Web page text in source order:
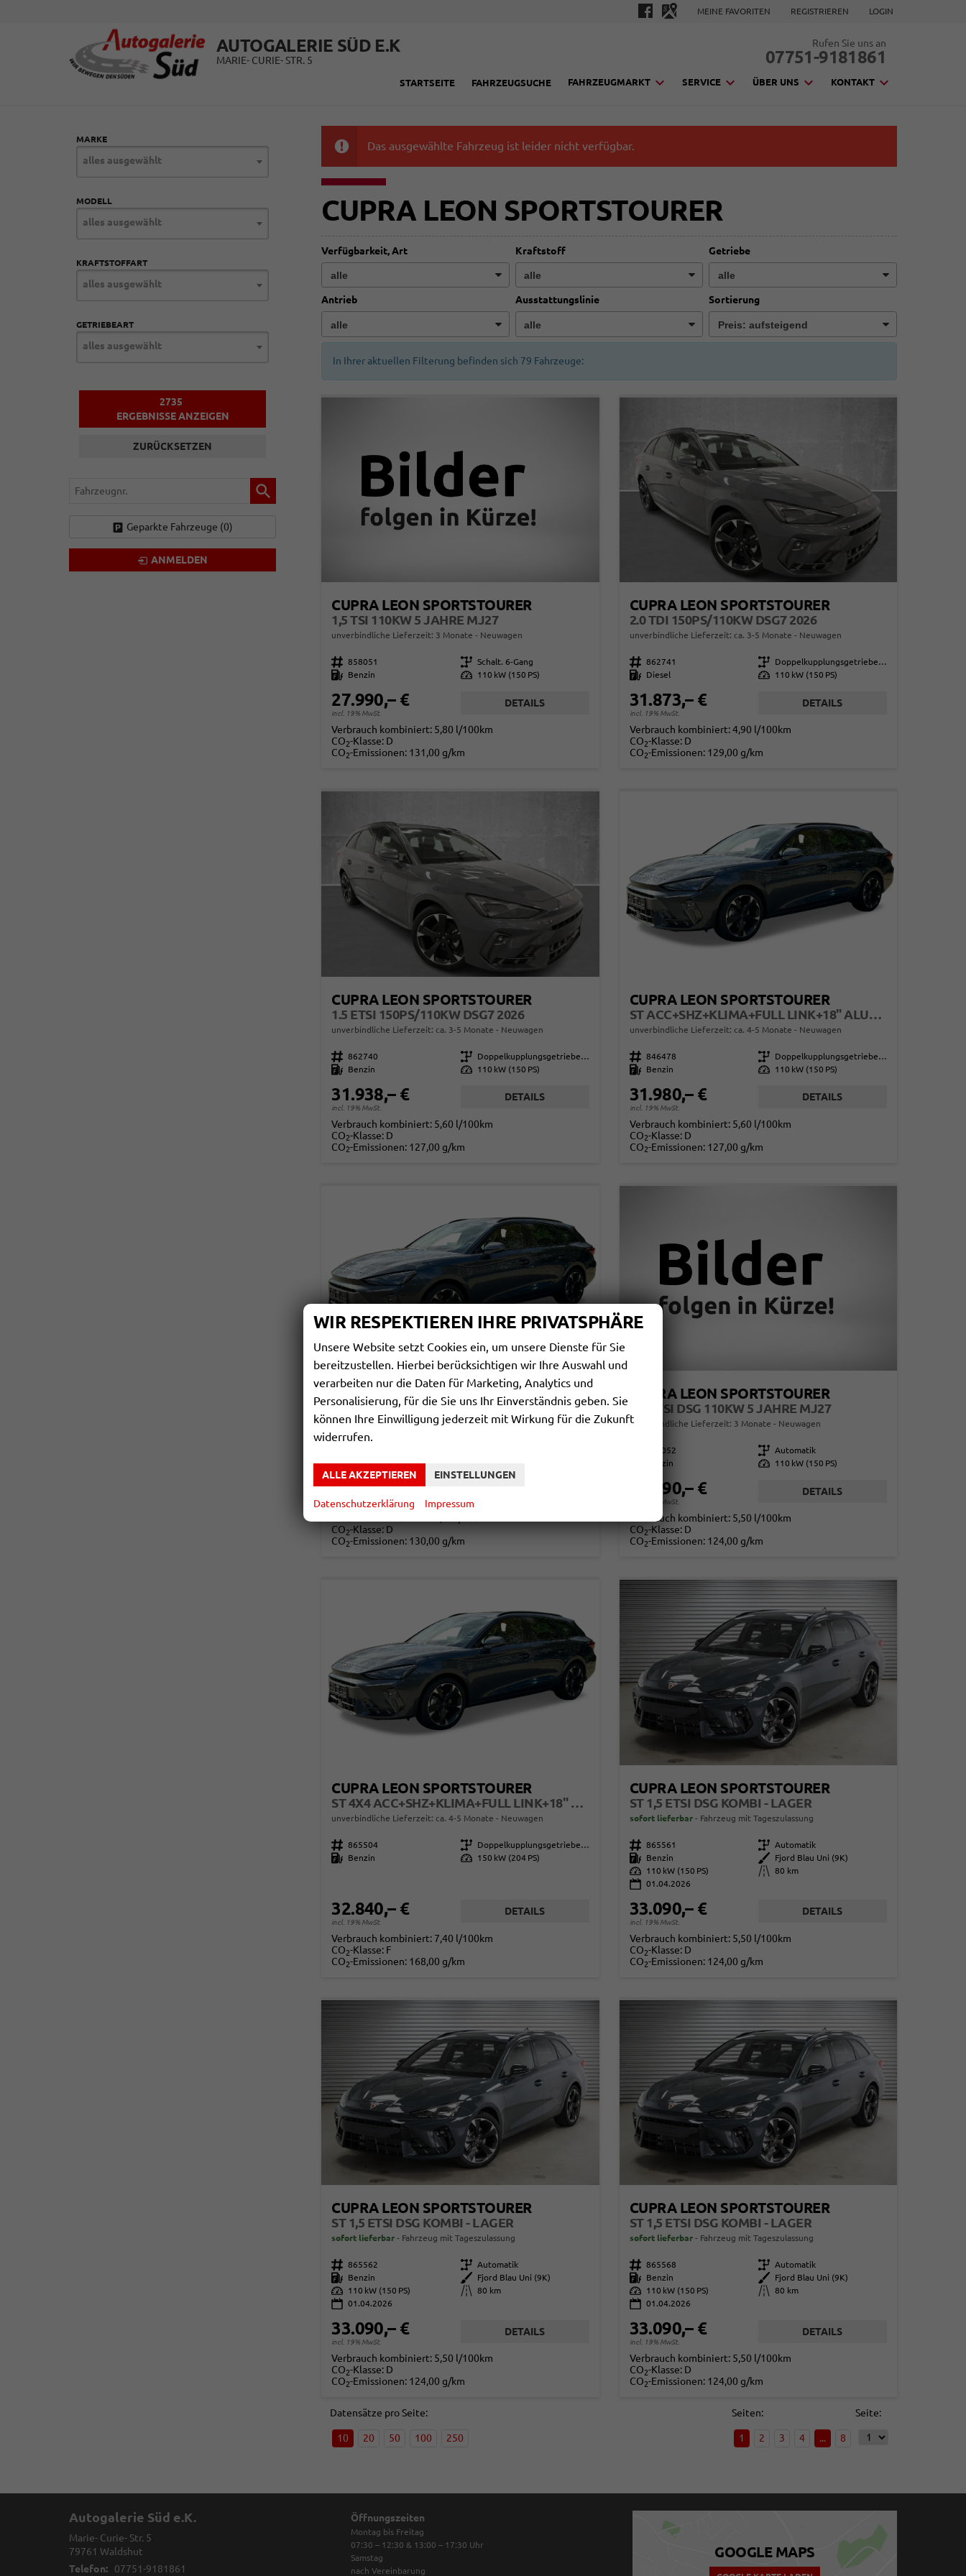
MEINE FAVORITEN REGISTRIEREN LOGIN
AUTOGALERIE SÜD E.K
MARIE- CURIE- STR. 5
Rufen Sie uns an
07751-9181861
STARTSEITE FAHRZEUGSUCHE FAHRZEUGMARKT SERVICE ÜBER UNS KONTAKT
Das ausgewählte Fahrzeug ist leider nicht verfügbar.
CUPRA LEON SPORTSTOURER
Verfügbarkeit, Art Kraftstoff Getriebe
Antrieb Ausstattungslinie Sortierung
In Ihrer aktuellen Filterung befinden sich 79 Fahrzeuge:
CUPRA LEON SPORTSTOURER
1,5 TSI 110KW 5 JAHRE MJ27
unverbindliche Lieferzeit: 3 Monate Neuwagen
Fahrzeugnr. 858051 Getriebe Schalt. 6-Gang
Kraftstoff
Benzin Leistung 110 kW (150 PS)
27.990,– €
incl. 19% MwSt.
DETAILS
Verbrauch kombiniert: 5,80 l/100km
CO2-Klasse: D
CO2-Emissionen: 131,00 g/km
CUPRA LEON SPORTSTOURER
2.0 TDI 150PS/110KW DSG7 2026
unverbindliche Lieferzeit: ca. 3-5 Monate Neuwagen
Fahrzeugnr. 862741 Getriebe
Doppelkupplungsgetriebe (DSG)
Kraftstoff
Diesel Leistung 110 kW (150 PS)
31.873,– €
incl. 19% MwSt.
DETAILS
Verbrauch kombiniert:4,90 l/100km
CO2-Klasse: D
CO2-Emissionen: 129,00 g/km
CUPRA LEON SPORTSTOURER
1.5 ETSI 150PS/110KW DSG7 2026
unverbindliche Lieferzeit: ca. 3-5 Monate Neuwagen
Fahrzeugnr. 862740 Getriebe
Doppelkupplungsgetriebe (DSG)
Kraftstoff
Benzin Leistung 110 kW (150 PS)
31.938,– €
incl. 19% MwSt.
DETAILS
Verbrauch kombiniert: 5,60 l/100km
CO2-Klasse: D
CO2-Emissionen: 127,00 g/km
CUPRA LEON SPORTSTOURER
ST ACC+SHZ+KLIMA+FULL LINK+18" ALU+LED
unverbindliche Lieferzeit: ca. 4-5 Monate Neuwagen
Fahrzeugnr. 846478 Getriebe
Doppelkupplungsgetriebe (DSG)
Kraftstoff
Benzin Leistung 110 kW (150 PS)
31.980,– €
incl. 19% MwSt.
DETAILS
Verbrauch kombiniert: 5,60 l/100km
CO2-Klasse: D
CO2-Emissionen: 127,00 g/km
CUPRA LEON SPORTSTOURER
ST ACC+SHZ+KLIMA+FULL LINK+18" ALU+LED
unverbindliche Lieferzeit: ca. 4-5 Monate Neuwagen
Kraftstoff Diesel
32.290,– €
incl. 19% MwSt.
CO2-Klasse: D
CO2-Emissionen: 130,00 g/km
CUPRA LEON SPORTSTOURER
1,5 ETSI DSG 110KW 5 JAHRE MJ27
unverbindliche Lieferzeit: 3 Monate Neuwagen
858052 Getriebe Automatik
Benzin Leistung 110 kW (150 PS)
32.590,– €
incl. 19% MwSt.
DETAILS
Verbrauch kombiniert: 5,50 l/100km
CO2-Klasse: D
CO2-Emissionen: 124,00 g/km
CUPRA LEON SPORTSTOURER
ST 4X4 ACC+SHZ+KLIMA+FULL LINK+18" ALU+LED
unverbindliche Lieferzeit: ca. 4-5 Monate Neuwagen
Fahrzeugnr. 865504 Getriebe
Doppelkupplungsgetriebe (DSG)
Kraftstoff
Benzin Leistung 150 kW (204 PS)
32.840,– €
incl. 19% MwSt.
DETAILS
Verbrauch kombiniert: 7,40 l/100km
CO2-Klasse: F
CO2-Emissionen: 168,00 g/km
CUPRA LEON SPORTSTOURER
ST 1,5 ETSI DSG KOMBI - LAGER
sofort lieferbar Fahrzeug mit Tageszulassung
Fahrzeugnr. 865561 Getriebe Automatik
Kraftstoff
Benzin Außenfarbe
Fjord Blau Uni (9K)
Leistung
110 kW (150 PS) Kilometerstand
80 km
01.04.2026
33.090,– €
incl. 19% MwSt.
DETAILS
Verbrauch kombiniert: 5,50 l/100km
CO2-Klasse: D
CO2-Emissionen: 124,00 g/km
CUPRA LEON SPORTSTOURER
ST 1,5 ETSI DSG KOMBI - LAGER
sofort lieferbar Fahrzeug mit Tageszulassung
Fahrzeugnr. 865562 Getriebe Automatik
Kraftstoff
Benzin Außenfarbe
Fjord Blau Uni (9K)
Leistung
110 kW (150 PS) Kilometerstand
80 km
01.04.2026
33.090,– €
incl. 19% MwSt.
DETAILS
Verbrauch kombiniert: 5,50 l/100km
CO2-Klasse: D
CO2-Emissionen: 124,00 g/km
CUPRA LEON SPORTSTOURER
ST 1,5 ETSI DSG KOMBI - LAGER
sofort lieferbar Fahrzeug mit Tageszulassung
Fahrzeugnr. 865568 Getriebe Automatik
Kraftstoff
Benzin Außenfarbe
Fjord Blau Uni (9K)
Leistung
110 kW (150 PS) Kilometerstand
80 km
01.04.2026
33.090,– €
incl. 19% MwSt.
DETAILS
Verbrauch kombiniert: 5,50 l/100km
CO2-Klasse: D
CO2-Emissionen: 124,00 g/km
Datensätze pro Seite:
10 20 50 100 250
Seite:
Seiten:
1 2 3 4 ... 8
MARKE
alles ausgewählt
MODELL
alles ausgewählt
KRAFTSTOFFART
alles ausgewählt
GETRIEBEART
alles ausgewählt
2735
ERGEBNISSE ANZEIGEN
ZURÜCKSETZEN
Fahrzeugnr.
Geparkte Fahrzeuge (0)
ANMELDEN
Autogalerie Süd e.K.
Marie- Curie- Str. 5
79761 Waldshut
Telefon:
07751-9181861
Öffnungszeiten
Montag bis Freitag
07:30 – 12:30 & 13:00 – 17:30 Uhr
Samstag
nach Vereinbarung
GOOGLE MAPS
WIR RESPEKTIEREN IHRE PRIVATSPHÄRE
Unsere Website setzt Cookies ein, um unsere Dienste für Sie
bereitzustellen. Hierbei berücksichtigen wir Ihre Auswahl und
verarbeiten nur die Daten für Marketing, Analytics und
Personalisierung, für die Sie uns Ihr Einverständnis geben. Sie
können Ihre Einwilligung jederzeit mit Wirkung für die Zukunft
widerrufen.
ALLE AKZEPTIEREN EINSTELLUNGEN
Datenschutzerklärung Impressum